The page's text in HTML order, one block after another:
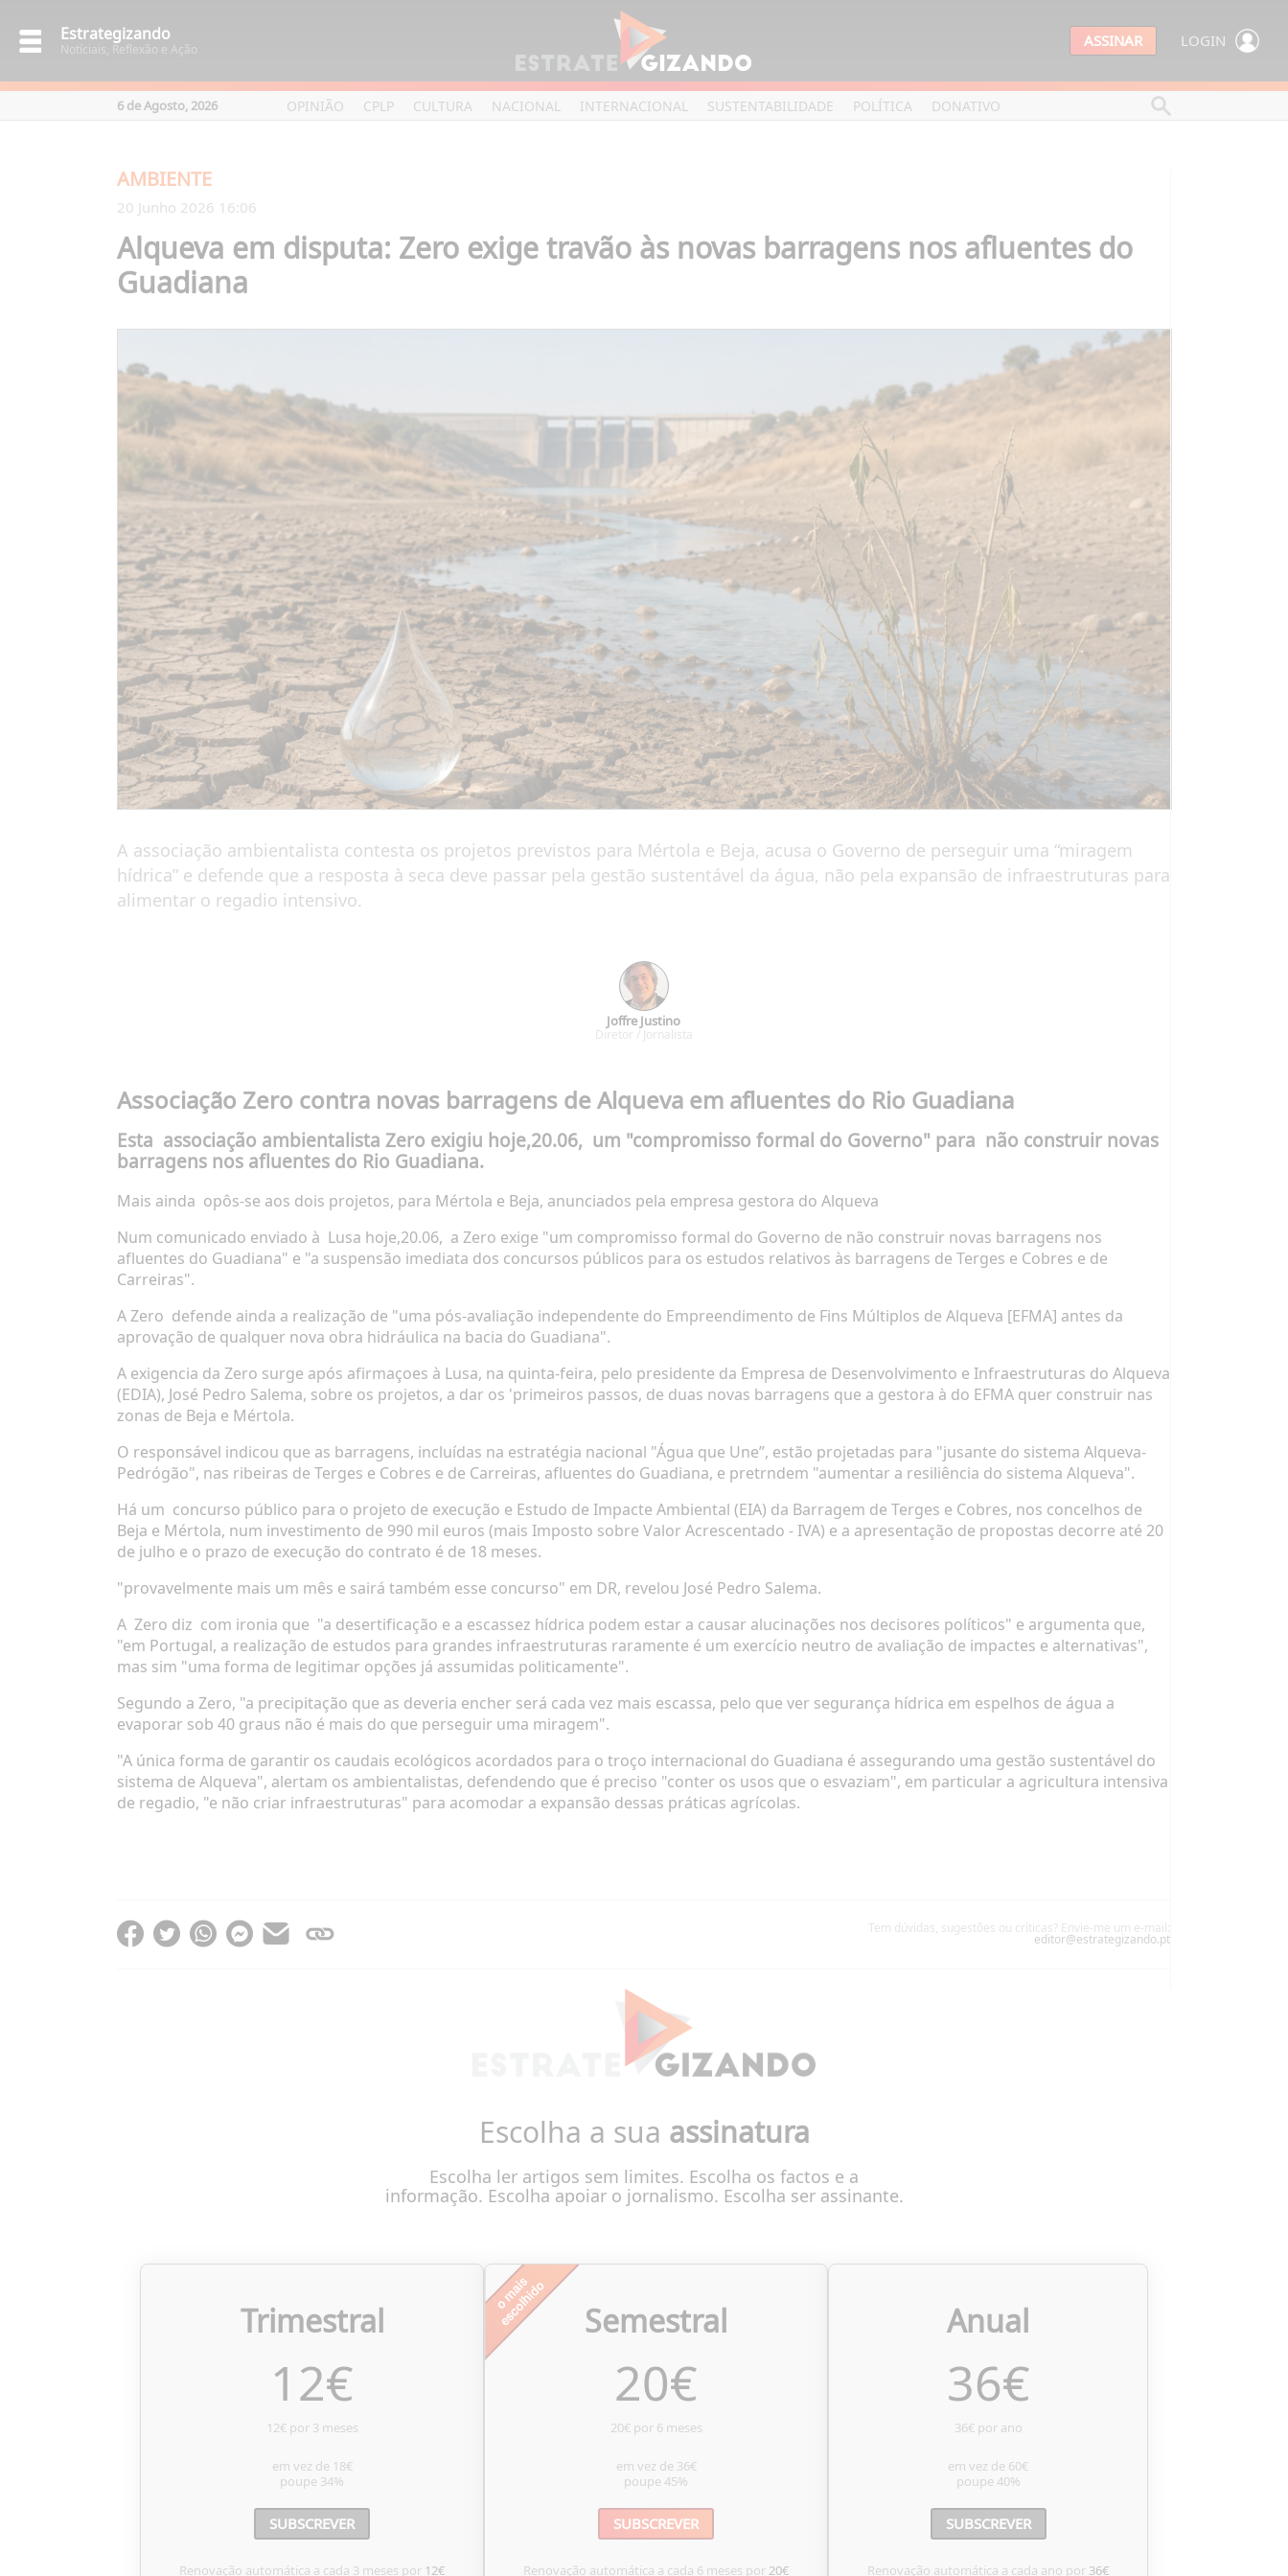
Estrategizando
Notíciais, Reflexão e Ação ASSINAR LOGIN
6 de Agosto, 2026 OPINIÃO CPLP CULTURA NACIONAL INTERNACIONAL SUSTENTABILIDADE POLÍTICA DONATIVO
AMBIENTE
20 Junho 2026 16:06
Alqueva em disputa: Zero exige travão às novas barragens nos afluentes do
Guadiana
A associação ambientalista contesta os projetos previstos para Mértola e Beja, acusa o Governo de perseguir uma “miragem
hídrica” e defende que a resposta à seca deve passar pela gestão sustentável da água, não pela expansão de infraestruturas para
alimentar o regadio intensivo.
Joffre Justino
Diretor / Jornalista
Associação Zero contra novas barragens de Alqueva em afluentes do Rio Guadiana
Esta associação ambientalista Zero exigiu hoje,20.06, um "compromisso formal do Governo" para não construir novas
barragens nos afluentes do Rio Guadiana.
Mais ainda opôs-se aos dois projetos, para Mértola e Beja, anunciados pela empresa gestora do Alqueva
Num comunicado enviado à Lusa hoje,20.06, a Zero exige "um compromisso formal do Governo de não construir novas barragens nos
afluentes do Guadiana" e "a suspensão imediata dos concursos públicos para os estudos relativos às barragens de Terges e Cobres e de
Carreiras".
A Zero defende ainda a realização de "uma pós-avaliação independente do Empreendimento de Fins Múltiplos de Alqueva [EFMA] antes da
aprovação de qualquer nova obra hidráulica na bacia do Guadiana".
A exigencia da Zero surge após afirmaçoes à Lusa, na quinta-feira, pelo presidente da Empresa de Desenvolvimento e Infraestruturas do Alqueva
(EDIA), José Pedro Salema, sobre os projetos, a dar os 'primeiros passos, de duas novas barragens que a gestora à do EFMA quer construir nas
zonas de Beja e Mértola.
O responsável indicou que as barragens, incluídas na estratégia nacional "Água que Une”, estão projetadas para "jusante do sistema Alqueva-
Pedrógão", nas ribeiras de Terges e Cobres e de Carreiras, afluentes do Guadiana, e pretrndem "aumentar a resiliência do sistema Alqueva".
Há um concurso público para o projeto de execução e Estudo de Impacte Ambiental (EIA) da Barragem de Terges e Cobres, nos concelhos de
Beja e Mértola, num investimento de 990 mil euros (mais Imposto sobre Valor Acrescentado - IVA) e a apresentação de propostas decorre até 20
de julho e o prazo de execução do contrato é de 18 meses.
"provavelmente mais um mês e sairá também esse concurso" em DR, revelou José Pedro Salema.
A Zero diz com ironia que "a desertificação e a escassez hídrica podem estar a causar alucinações nos decisores políticos" e argumenta que,
"em Portugal, a realização de estudos para grandes infraestruturas raramente é um exercício neutro de avaliação de impactes e alternativas",
mas sim "uma forma de legitimar opções já assumidas politicamente".
Segundo a Zero, "a precipitação que as deveria encher será cada vez mais escassa, pelo que ver segurança hídrica em espelhos de água a
evaporar sob 40 graus não é mais do que perseguir uma miragem".
"A única forma de garantir os caudais ecológicos acordados para o troço internacional do Guadiana é assegurando uma gestão sustentável do
sistema de Alqueva", alertam os ambientalistas, defendendo que é preciso "conter os usos que o esvaziam", em particular a agricultura intensiva
de regadio, "e não criar infraestruturas" para acomodar a expansão dessas práticas agrícolas.
Tem dúvidas, sugestões ou críticas? Envie-me um e-mail:
editor@estrategizando.pt
Escolha a sua assinatura
Escolha ler artigos sem limites. Escolha os factos e a
informação. Escolha apoiar o jornalismo. Escolha ser assinante.
Trimestral
12€
12€ por 3 meses
em vez de 18€
poupe 34%
SUBSCREVER
Renovação automática a cada 3 meses por 12€
Semestral
20€
20€ por 6 meses
em vez de 36€
poupe45%
SUBSCREVER
Renovação automática a cada 6 meses por20€
Anual
36€
36€ por ano
em vez de 60€
poupe40%
SUBSCREVER
Renovação automática a cada ano por36€